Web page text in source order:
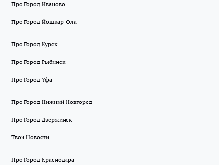
Про Город Иваново
Про Город Йошкар-Ола
Про Город Курск
Про Город Рыбинск
Про Город Уфа
Про Город Нижний Новгород
Про Город Дзержинск
Твои Новости
Про Город Краснодара